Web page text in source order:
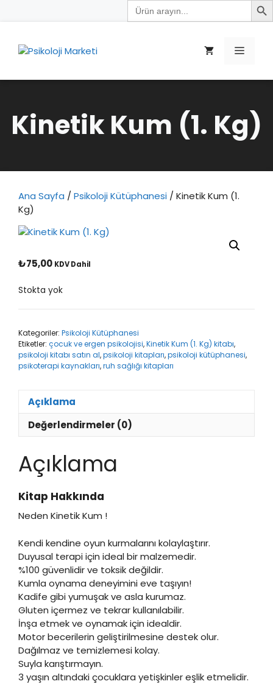
Search
for:
Menü
Kinetik Kum (1. Kg)
Ana Sayfa / Psikoloji Kütüphanesi / Kinetik Kum (1.
Kg)
₺75,00 KDV Dahil
Stokta yok
Kategoriler: Psikoloji Kütüphanesi
Etiketler: çocuk ve ergen psikolojisi,Kinetik Kum (1. Kg) kitabı,
psikoloji kitabı satın al,psikoloji kitapları,psikoloji kütüphanesi,
psikoterapi kaynakları,ruh sağlığı kitapları
Açıklama
Değerlendirmeler (0)
Açıklama
Kitap Hakkında
Neden Kinetik Kum !
Kendi kendine oyun kurmalarını kolaylaştırır.
Duyusal terapi için ideal bir malzemedir.
%100 güvenlidir ve toksik değildir.
Kumla oynama deneyimini eve taşıyın!
Kadife gibi yumuşak ve asla kurumaz.
Gluten içermez ve tekrar kullanılabilir.
İnşa etmek ve oynamak için idealdir.
Motor becerilerin geliştirilmesine destek olur.
Dağılmaz ve temizlemesi kolay.
Suyla karıştırmayın.
3 yaşın altındaki çocuklara yetişkinler eşlik etmelidir.